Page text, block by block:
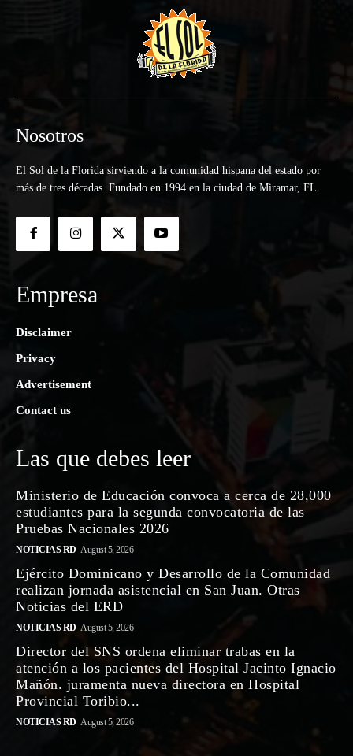
Nosotros
El Sol de la Florida sirviendo a la comunidad hispana del estado por
más de tres décadas. Fundado en 1994 en la ciudad de Miramar, FL.
Empresa
Disclaimer
Privacy
Advertisement
Contact us
Las que debes leer
Ministerio de Educación convoca a cerca de 28,000
estudiantes para la segunda convocatoria de las
Pruebas Nacionales 2026
NOTICIAS RD August 5, 2026
Ejército Dominicano y Desarrollo de la Comunidad
realizan jornada asistencial en San Juan. Otras
Noticias del ERD
NOTICIAS RD August 5, 2026
Director del SNS ordena eliminar trabas en la
atención a los pacientes del Hospital Jacinto Ignacio
Mañón. juramenta nueva directora en Hospital
Provincial Toribio...
NOTICIAS RD August 5, 2026